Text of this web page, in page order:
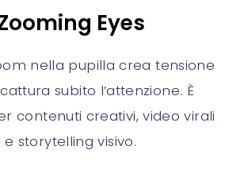
Eyes
nella pupilla crea tensione
subito l’attenzione. È
contenuti creativi, video virali
e storytelling visivo.